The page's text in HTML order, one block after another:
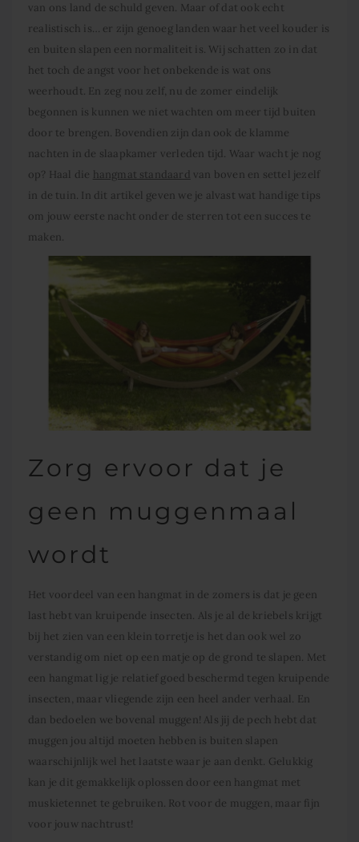
van ons land de schuld geven. Maar of dat ook echt
realistisch is… er zijn genoeg landen waar het veel kouder is
en buiten slapen een normaliteit is. Wij schatten zo in dat
het toch de angst voor het onbekende is wat ons
weerhoudt. En zeg nou zelf, nu de zomer eindelijk
begonnen is kunnen we niet wachten om meer tijd buiten
door te brengen. Bovendien zijn dan ook de klamme
nachten in de slaapkamer verleden tijd. Waar wacht je nog
op? Haal die hangmat standaard van boven en settel jezelf
in de tuin. In dit artikel geven we je alvast wat handige tips
om jouw eerste nacht onder de sterren tot een succes te
maken.
Zorg ervoor dat je
geen muggenmaal
wordt
Het voordeel van een hangmat in de zomers is dat je geen
last hebt van kruipende insecten. Als je al de kriebels krijgt
bij het zien van een klein torretje is het dan ook wel zo
verstandig om niet op een matje op de grond te slapen. Met
een hangmat lig je relatief goed beschermd tegen kruipende
insecten, maar vliegende zijn een heel ander verhaal. En
dan bedoelen we bovenal muggen! Als jij de pech hebt dat
muggen jou altijd moeten hebben is buiten slapen
waarschijnlijk wel het laatste waar je aan denkt. Gelukkig
kan je dit gemakkelijk oplossen door een hangmat met
muskietennet te gebruiken. Rot voor de muggen, maar fijn
voor jouw nachtrust!